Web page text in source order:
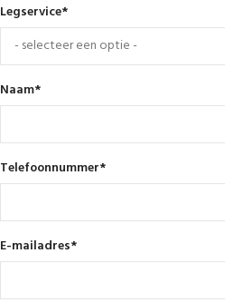
Legservice*
Naam*
Telefoonnummer*
E-mailadres*